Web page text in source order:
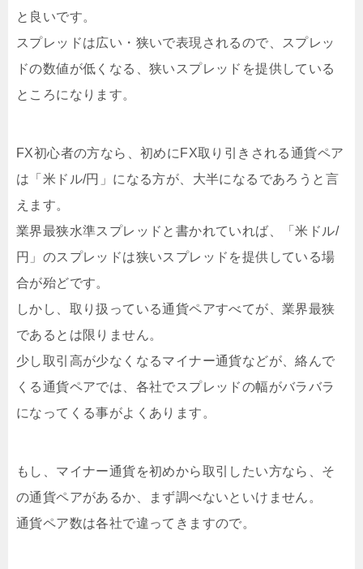
と良いです。
スプレッドは広い・狭いで表現されるので、スプレッ
ドの数値が低くなる、狭いスプレッドを提供している
ところになります。
FX初心者の方なら、初めにFX取り引きされる通貨ペア
は「米ドル/円」になる方が、大半になるであろうと言
えます。
業界最狭水準スプレッドと書かれていれば、「米ドル/
円」のスプレッドは狭いスプレッドを提供している場
合が殆どです。
しかし、取り扱っている通貨ペアすべてが、業界最狭
であるとは限りません。
少し取引高が少なくなるマイナー通貨などが、絡んで
くる通貨ペアでは、各社でスプレッドの幅がバラバラ
になってくる事がよくあります。
もし、マイナー通貨を初めから取引したい方なら、そ
の通貨ペアがあるか、まず調べないといけません。
通貨ペア数は各社で違ってきますので。